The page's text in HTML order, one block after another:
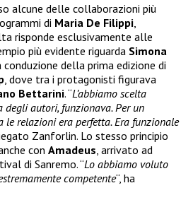
alcune delle collaborazioni più
di Maria De Filippi
risponde esclusivamente alle
più evidente riguarda Simona
conduzione della prima edizione di
, dove tra i protagonisti figurava
Bettarini. “L’abbiamo scelta
degli autori, funzionava. Per un
le relazioni era perfetta. Era funzionale
Zanforlin. Lo stesso principio
con Amadeus , arrivato ad
di Sanremo. “Lo abbiamo voluto
competente“, ha